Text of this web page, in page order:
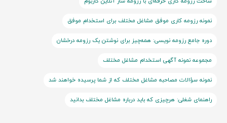
نمونه رزومه کاری موفق مشاغل مختلف برای استخدام موفق
دوره جامع رزومه نویسی: همه‌چیز برای نوشتن یک رزومه درخشان
مجموعه نمونه آگهی استخدام مشاغل مختلف
نمونه سؤالات مصاحبه مشاغل مختلف که از شما پرسیده خواهند شد
راهنمای شغلی: هرچیزی که باید درباره مشاغل مختلف بدانید